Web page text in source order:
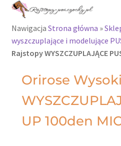
Rajstopy
Pończochy i
zakolanówki
Podkolanówki i
Nawigacja Strona główna »
wyszczuplające i modelujące
Rajstopy WYSZCZUPLAJĄCE
Orirose
UP 100den